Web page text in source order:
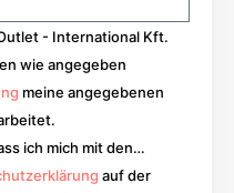
- International Kft.
wie angegeben
meine angegebenen
ich mich mit den…
auf der